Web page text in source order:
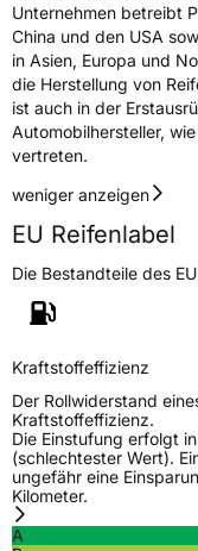
Unternehmen betreibt
China und den USA
in Asien, Europa und
die Herstellung von
ist auch in der
Automobilhersteller,
vertreten.
weniger anzeigen
EU Reifenlabel
Die Bestandteile des
Kraftstoffeffizienz
Der Rollwiderstand
Kraftstoffeffizienz.
Die Einstufung erfolgt
(schlechtester Wert).
ungefähr eine
Kilometer.
A